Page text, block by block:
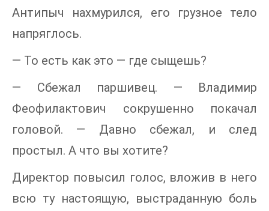
Антипыч нахмурился, его грузное тело
напряглось.
— То есть как это — где сыщешь?
— Сбежал паршивец. — Владимир
Феофилактович сокрушенно покачал
головой. — Давно сбежал, и след
простыл. А что вы хотите?
Директор повысил голос, вложив в него
всю ту настоящую, выстраданную боль